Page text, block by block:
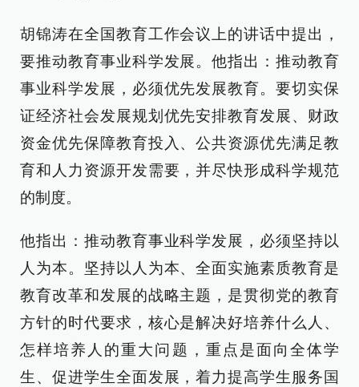
胡锦涛在全国教育工作会议上的讲话中提出，
要推动教育事业科学发展。他指出：推动教育
事业科学发展，必须优先发展教育。要切实保
证经济社会发展规划优先安排教育发展、财政
资金优先保障教育投入、公共资源优先满足教
育和人力资源开发需要，并尽快形成科学规范
的制度。
他指出：推动教育事业科学发展，必须坚持以
人为本。坚持以人为本、全面实施素质教育是
教育改革和发展的战略主题，是贯彻党的教育
方针的时代要求，核心是解决好培养什么人、
怎样培养人的重大问题，重点是面向全体学
生、促进学生全面发展，着力提高学生服务国